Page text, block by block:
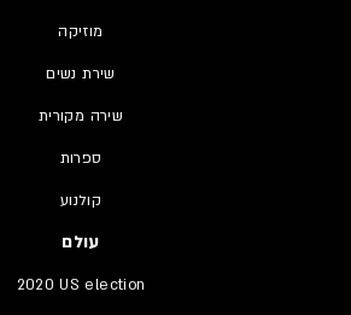
מוזיקה
שירת נשים
שירה מקורית
ספרות
קולנוע
עולם
2020 US election